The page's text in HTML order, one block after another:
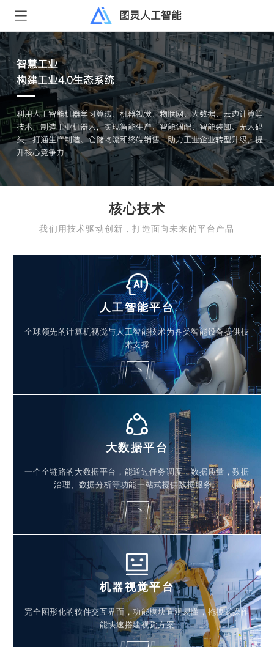
图灵人工智能
智慧商业
打造智能金融风控系统
利用分布式数据采集、AI机器学习、聚类分析、预测算法等技术实现了
数据收集、实时加工、特征分析、客户关系图谱分析等，构建风控决策
平台和多系统多渠道松耦合、标准化接口对接，帮助金融机构风险把
控，降低风控成本
核心技术
我们用技术驱动创新，打造面向未来的平台产品
人工智能平台
全球领先的计算机视觉与人工智能技术为各类智能设备提供技
术支撑
大数据平台
一个全链路的大数据平台，能通过任务调度，数据质量，数据
治理、数据分析等功能一站式提供数据服务。
机器视觉平台
完全图形化的软件交互界面，功能模块直观易懂，拖拽式操作
能快速搭建视觉方案